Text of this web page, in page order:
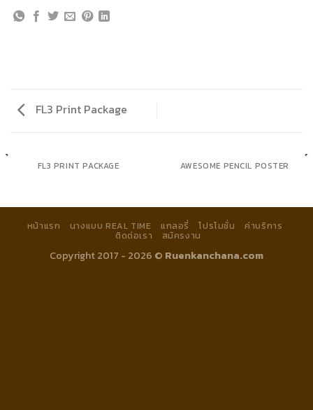
FL3 Print Package
FL3 PRINT PACKAGE AWESOME PENCIL POSTER
หน้าแรก นางแบบ REAL TIME แกลอรี่ โปรโมชั่น ค่าบริการ
ติดต่อเรา สมัครงาน
Copyright 2017 - 2026 © Ruenkanchana.com